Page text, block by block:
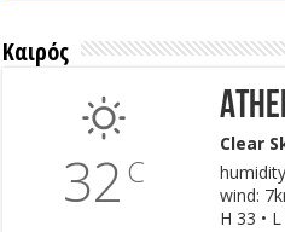
Καιρός
32 C
Clear
wind:
H 33 • L